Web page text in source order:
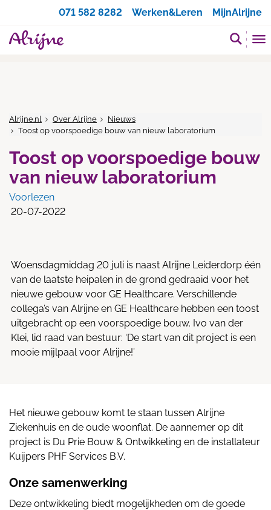
071 582 8282
Werken&Leren MijnAlrijne
Alrijne.nl Over Alrijne
Nieuws
Toost op voorspoedige bouw van nieuw laboratorium
Toost op voorspoedige bouw
van nieuw laboratorium
Voorlezen
20-07-2022
Woensdagmiddag 20 juli is naast Alrijne Leiderdorp één
van de laatste heipalen in de grond gedraaid voor het
nieuwe gebouw voor GE Healthcare. Verschillende
collega’s van Alrijne en GE Healthcare hebben een toost
uitgebracht op een voorspoedige bouw. Ivo van der
Klei, lid raad van bestuur: ‘De start van dit project is een
mooie mijlpaal voor Alrijne!’
Het nieuwe gebouw komt te staan tussen Alrijne
Ziekenhuis en de oude woonflat. De aannemer op dit
project is Du Prie Bouw & Ontwikkeling en de installateur
Kuijpers PHF Services B.V.
Onze samenwerking
Deze ontwikkeling biedt mogelijkheden om de goede